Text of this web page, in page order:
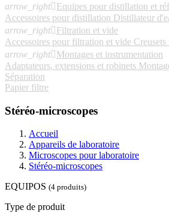
arrow_right Equipes pour distillation et
Accessoires pour distillation Distillateur
arrow_right Filtration et vide
Accessoires pour filtration et vide
arrow_right Montages et instrumentation
Adaptateurs, extensions et robinets
Séparation
Papier filtre
Stéréo-microscopes
Accueil
Appareils de laboratoire
Microscopes pour laboratoire
Stéréo-microscopes
EQUIPOS (4 produits)
Type de produit